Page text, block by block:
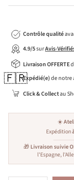
Contrôle qualité
4.9/5surAvis-
Livraison OFFERTE
🇫🇷Expédié(e)de notre
Click & Collectau
☀️
Expédition
🎁 Livraison suivie
l'Espagne,